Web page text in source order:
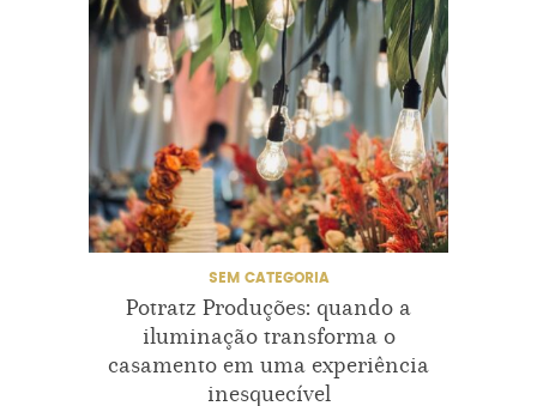
NATAL OURO
PROJETONOIVINHA ROMA
SALVADOR
SEM CATEGORIA
Potratz Produções: quando a
iluminação transforma o
casamento em uma experiência
inesquecível